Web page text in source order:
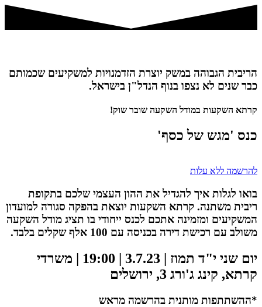
הריבית הגבוהה במשק יוצרת הזדמנויות למשקיעים שכמותם
כבר שנים לא נצפו בנוף הנדל"ן בישראל.
קרתא השקעות במודל השקעה שובר שוק!
כנס 'מגש של כסף'
להרשמה ללא עלות
בואו לגלות איך להגדיל את ההון העצמי שלכם בתקופת
ריבית משתנה. קרתא השקעות יוצאת בהפקה סגורה למועדון
המשקיעים ומזמינה אתכם לכנס ייחודי בו תציג מודל השקעה
משולב עם רכישת דירה בכניסה עם 100 אלף שקלים בלבד.
יום שני י"ד תמוז | 3.7.23 | 19:00 | משרדי
קרתא, קינג ג'ורג 3, ירושלים
*ההשתתפות מותנית בהרשמה מראש